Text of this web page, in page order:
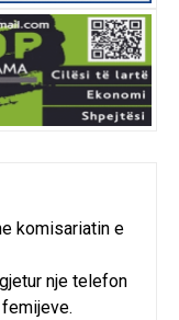
komisariatin e
nje telefon